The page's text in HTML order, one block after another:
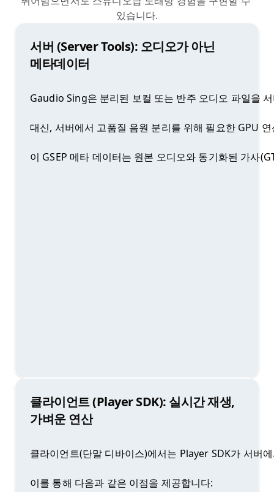
있습니다.
서버 (Server Tools): 오디오가 아닌
메타데이터
Gaudio Sing은 분리된 보컬 또는 반주 오디오 파일을
대신, 서버에서 고품질 음원 분리를 위해 필요한 GPU
이 GSEP 메타 데이터는 원본 오디오와 동기화된 가사
클라이언트 (Player SDK): 실시간 재생,
가벼운 연산
클라이언트(단말 디바이스)에서는 Player SDK가 서버
이를 통해 다음과 같은 이점을 제공합니다: